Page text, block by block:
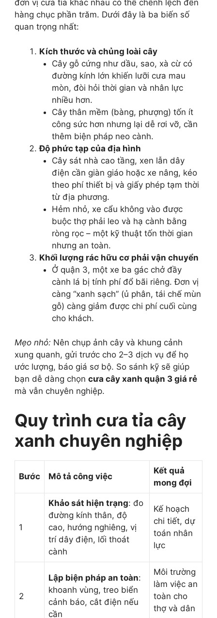
đơn vị cưa tỉa khác nhau có thể chênh lệch đến
hàng chục phần trăm. Dưới đây là ba biến số
quan trọng nhất:
Kích thước và chủng loài cây
Cây gỗ cứng như dầu, sao, xà cừ có
đường kính lớn khiến lưỡi cưa mau
mòn, đòi hỏi thời gian và nhân lực
nhiều hơn.
Cây thân mềm (bàng, phượng) tốn ít
công sức hơn nhưng lại dễ rơi vỡ, cần
thêm biện pháp neo cành.
Độ phức tạp của địa hình
Cây sát nhà cao tầng, xen lẫn dây
điện cần giàn giáo hoặc xe nâng, kéo
theo phí thiết bị và giấy phép tạm thời
từ địa phương.
Hẻm nhỏ, xe cẩu không vào được
buộc thợ phải leo và hạ cành bằng
ròng rọc – một kỹ thuật tốn thời gian
nhưng an toàn.
Khối lượng rác hữu cơ phải vận chuyển
Ở quận 3, một xe ba gác chở đầy
cành lá bị tính phí đổ bãi riêng. Đơn vị
càng “xanh sạch” (ủ phân, tái chế mùn
gỗ) càng giảm được chi phí cuối cùng
cho khách.
Mẹo nhỏ: Nên chụp ảnh cây và khung cảnh
xung quanh, gửi trước cho 2–3 dịch vụ để họ
ước lượng, báo giá sơ bộ. So sánh kỹ sẽ giúp
bạn dễ dàng chọn cưa cây xanh quận 3 giá rẻ
mà vẫn chuyên nghiệp.
Quy trình cưa tỉa cây
xanh chuyên nghiệp
Bước Mô tả công việc
Kết quả
mong đợi
1
Khảo sát hiện trạng: đo
đường kính thân, độ
cao, hướng nghiêng, vị
trí dây điện, lối thoát
cành
Kế hoạch
chi tiết, dự
toán nhân
lực
2
Lập biện pháp an toàn:
khoanh vùng, treo biển
cảnh báo, cắt điện nếu
cần
Môi trường
làm việc an
toàn cho
thợ và dân